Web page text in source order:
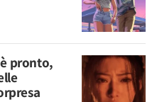
pronto,